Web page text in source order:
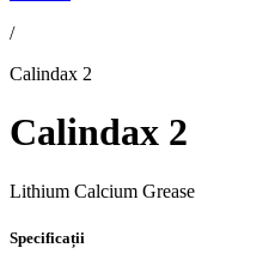
/
Calindax 2
Calindax 2
Lithium Calcium Grease
Specificații